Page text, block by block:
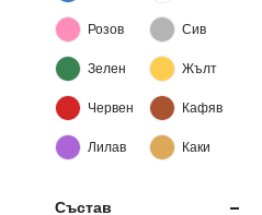
Розов Сив
Зелен Жълт
Червен Кафяв
Лилав Каки
Състав